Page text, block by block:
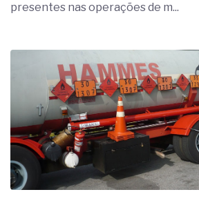
presentes nas operações de m...